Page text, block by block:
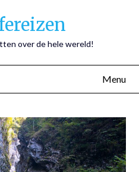
over de hele wereld!
Menu